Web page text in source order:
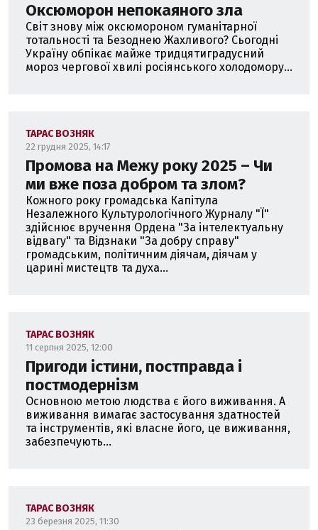
Оксюморон непокаяного зла
Світ знову між оксюмороном гуманітарної
тотальності та Безоднею Жахливого? Сьогодні
Україну обпікає майже тридцятиградусний
мороз чергової хвилі росіянського холодомору...
ТАРАС ВОЗНЯК
22 грудня 2025, 14:17
Промова на Межу року 2025 – Чи
ми вже поза добром та злом?
Кожного року громадська Капітула
Незалежного Культурологічного Журналу "Ї"
здійснює вручення Ордена "За інтелектуальну
відвагу" та Відзнаки "За добру справу"
громадським, політичним діячам, діячам у
царині мистецтв та духа...
ТАРАС ВОЗНЯК
11 серпня 2025, 12:00
Пригоди істини, постправда і
постмодернізм
Основною метою людства є його виживання. А
виживання вимагає застосування здатностей
та інструментів, які власне його, це виживання,
забезпечують...
ТАРАС ВОЗНЯК
23 березня 2025, 11:30